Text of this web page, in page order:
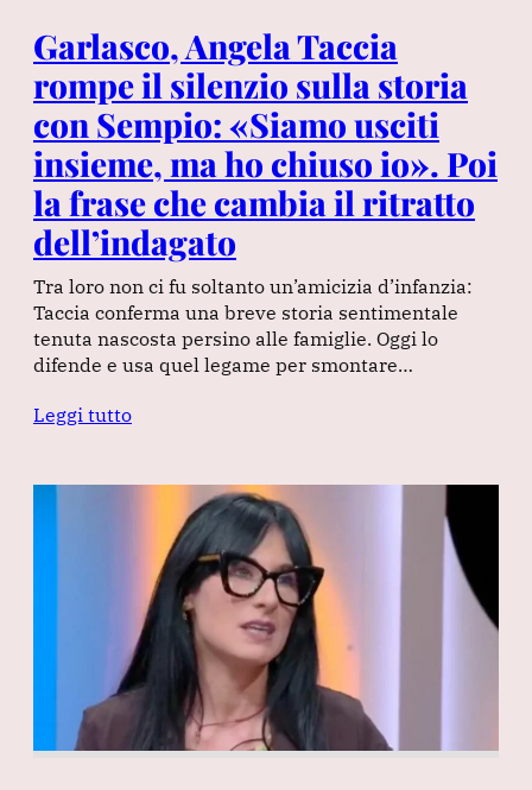
Garlasco, Angela Taccia
rompe il silenzio sulla storia
con Sempio: «Siamo usciti
insieme, ma ho chiuso io». Poi
la frase che cambia il ritratto
dell’indagato
Tra loro non ci fu soltanto un’amicizia d’infanzia:
Taccia conferma una breve storia sentimentale
tenuta nascosta persino alle famiglie. Oggi lo
difende e usa quel legame per smontare…
Leggi tutto